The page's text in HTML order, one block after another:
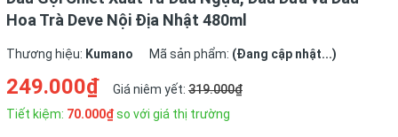
Hoa Trà Deve Nội Địa Nhật 480ml
Thương hiệu: Kumano Mã sản phẩm: (Đang cập nhật...)
249.000₫ Giá niêm yết: 319.000₫
Tiết kiệm: 70.000₫so với giá thị trường